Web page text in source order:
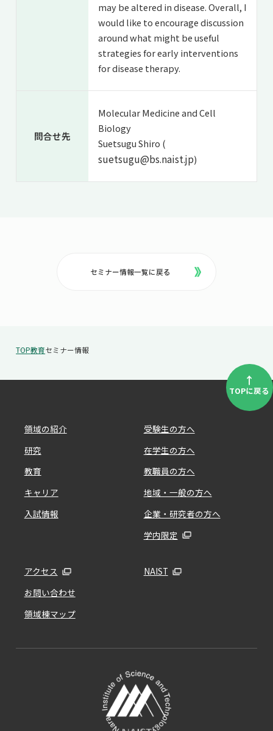
may be altered in disease. Overall, I
would like to encourage discussion
around what might be useful
strategies for early interventions
for disease therapy.
問合せ先
Molecular Medicine and Cell
Biology
Suetsugu Shiro (
suetsugu@bs.naist.jp)
セミナー情報一覧に戻る
TOP教育セミナー情報
↑
TOPに戻る
領域の紹介
研究
教育
キャリア
入試情報
受験生の方へ
在学生の方へ
教職員の方へ
地域・一般の方へ
企業・研究者の方へ
学内限定
アクセス
お問い合わせ
領域棟マップ
NAIST